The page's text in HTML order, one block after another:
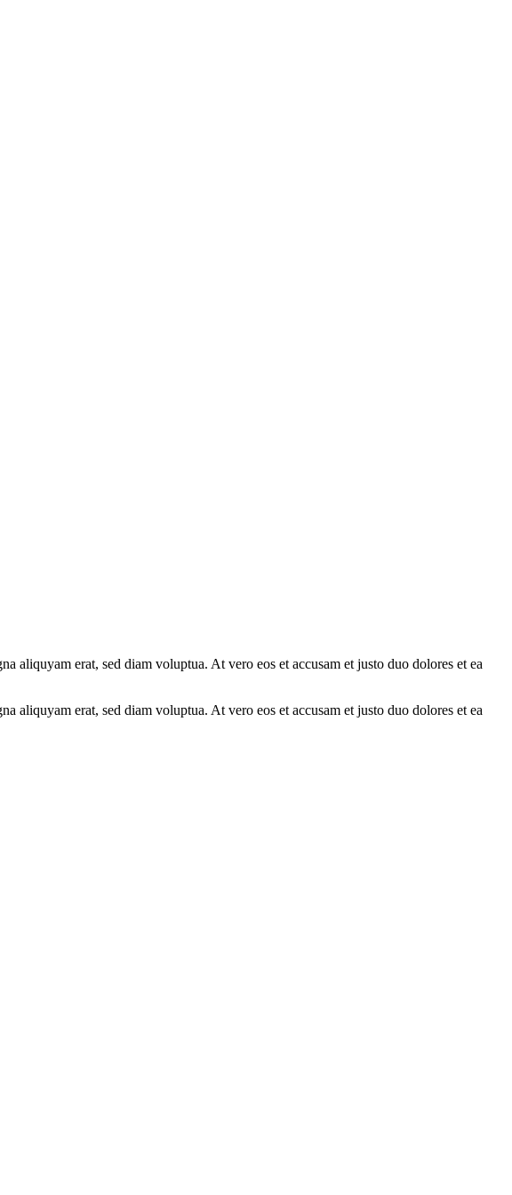
aliquyam erat, sed diam voluptua. At vero eos et accusam et justo duo dolores et ea
aliquyam erat, sed diam voluptua. At vero eos et accusam et justo duo dolores et ea